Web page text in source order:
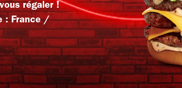
régaler !
: France /